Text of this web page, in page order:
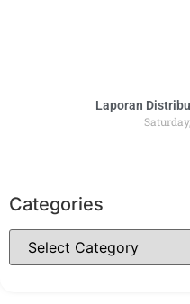
Laporan
Categories